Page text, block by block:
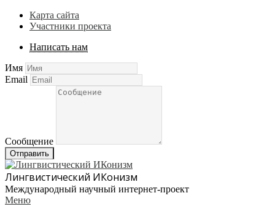
Карта сайта
Участники проекта
Написать нам
Имя
Email
Сообщение
Отправить
Лингвистический ИКонизм
Международный научный интернет-проект
Меню